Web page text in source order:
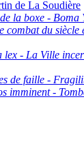
de La Soudière
la boxe - Boma
combat du siècle
lex - La Ville
de faille -
imminent -